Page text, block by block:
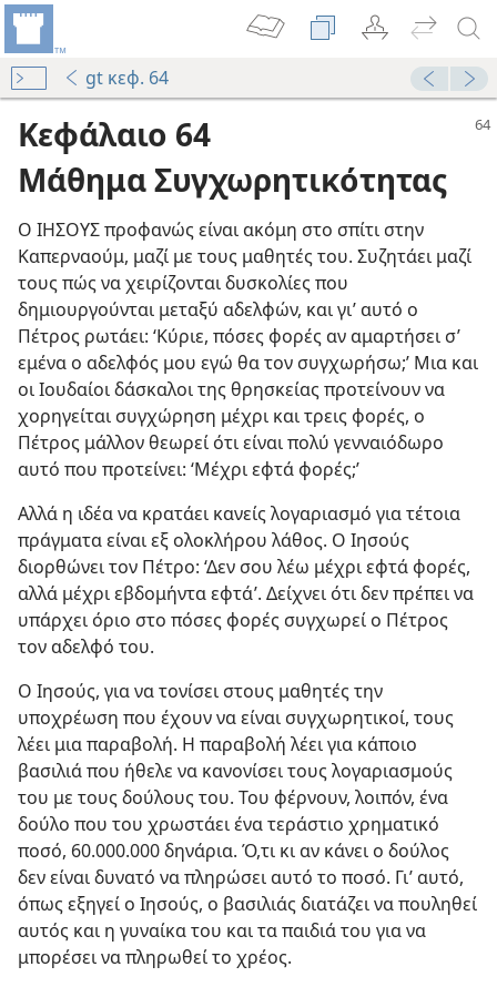
gt κεφ. 64
σας Συγχωρούν;
Κεφάλαιο 64
Μάθημα Συγχωρητικότητας
Ο ΙΗΣΟΥΣ προφανώς είναι ακόμη στο σπίτι στην
Καπερναούμ, μαζί με τους μαθητές του. Συζητάει μαζί
τους πώς να χειρίζονται δυσκολίες που
δημιουργούνται μεταξύ αδελφών, και γι’ αυτό ο
Πέτρος ρωτάει: ‘Κύριε, πόσες φορές αν αμαρτήσει σ’
εμένα ο αδελφός μου εγώ θα τον συγχωρήσω;’ Μια και
οι Ιουδαίοι δάσκαλοι της θρησκείας προτείνουν να
χορηγείται συγχώρηση μέχρι και τρεις φορές, ο
Πέτρος μάλλον θεωρεί ότι είναι πολύ γενναιόδωρο
αυτό που προτείνει: ‘Μέχρι εφτά φορές;’
Αλλά η ιδέα να κρατάει κανείς λογαριασμό για τέτοια
πράγματα είναι εξ ολοκλήρου λάθος. Ο Ιησούς
διορθώνει τον Πέτρο: ‘Δεν σου λέω μέχρι εφτά φορές,
αλλά μέχρι εβδομήντα εφτά’. Δείχνει ότι δεν πρέπει να
υπάρχει όριο στο πόσες φορές συγχωρεί ο Πέτρος
τον αδελφό του.
Ο Ιησούς, για να τονίσει στους μαθητές την
υποχρέωση που έχουν να είναι συγχωρητικοί, τους
λέει μια παραβολή. Η παραβολή λέει για κάποιο
βασιλιά που ήθελε να κανονίσει τους λογαριασμούς
του με τους δούλους του. Του φέρνουν, λοιπόν, ένα
δούλο που του χρωστάει ένα τεράστιο χρηματικό
ποσό, 60.000.000 δηνάρια. Ό,τι κι αν κάνει ο δούλος
δεν είναι δυνατό να πληρώσει αυτό το ποσό. Γι’ αυτό,
όπως εξηγεί ο Ιησούς, ο βασιλιάς διατάζει να πουληθεί
αυτός και η γυναίκα του και τα παιδιά του για να
μπορέσει να πληρωθεί το χρέος.